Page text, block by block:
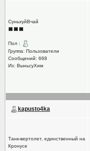
СуньхуйВчай
Пол :
Группа: Пользователи
Сообщений: 668
Из: ВыньсуХим
kapusto4ka
Танк-вертолет, единственный на
Кронусе